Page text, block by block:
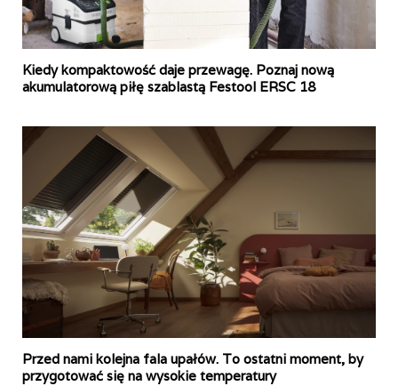
Kiedy kompaktowość daje przewagę. Poznaj nową
akumulatorową piłę szablastą Festool ERSC 18
Przed nami kolejna fala upałów. To ostatni moment, by
przygotować się na wysokie temperatury